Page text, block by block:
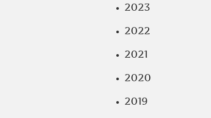
2023
2022
2021
2020
2019